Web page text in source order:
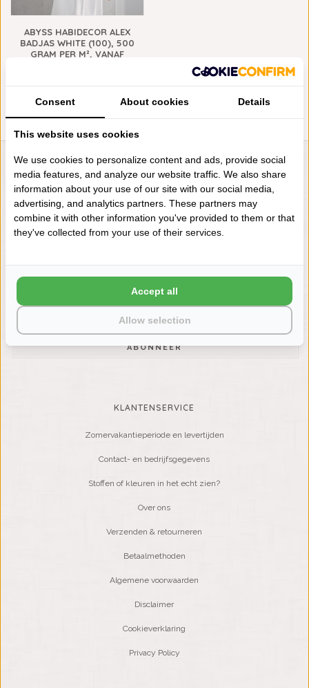
ABYSS HABIDECOR ALEX
BADJAS WHITE (100), 500
GRAM PER M², VANAF
LIENSLINNENWINKEL.NL
VRAGEN? BEL DAN
+31 (0) 575 511817
Wilt u op de hoogte blijven?
Word lid van onze mailinglijst:
ABONNEER
KLANTENSERVICE
Zomervakantieperiode en levertijden
Contact- en bedrijfsgegevens
Stoffen of kleuren in het echt zien?
Over ons
Verzenden & retourneren
Betaalmethoden
Algemene voorwaarden
Disclaimer
Cookieverklaring
Privacy Policy
Consent About cookies Details
This website uses cookies
We use cookies to personalize content and ads, provide social
media features, and analyze our website traffic. We also share
information about your use of our site with our social media,
advertising, and analytics partners. These partners may
combine it with other information you've provided to them or that
they've collected from your use of their services.
Allow selection
Accept all